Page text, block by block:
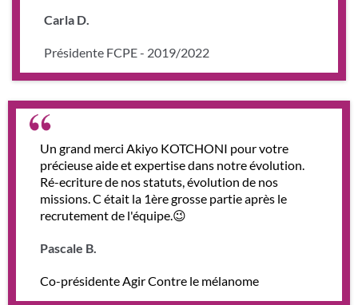
Carla D.
Présidente FCPE - 2019/2022
Un grand merci Akiyo KOTCHONI pour votre
précieuse aide et expertise dans notre évolution.
Ré-ecriture de nos statuts, évolution de nos
missions. C était la 1ère grosse partie après le
recrutement de l'équipe.😉
Pascale B.
Co-présidente Agir Contre le mélanome